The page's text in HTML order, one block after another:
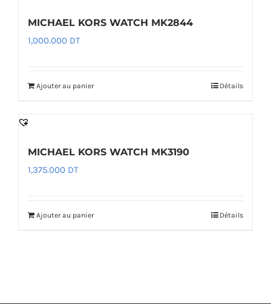
MICHAEL KORS WATCH MK2844
1,000.000 DT
Ajouter au panier Détails
MICHAEL KORS WATCH MK3190
1,375.000 DT
Ajouter au panier Détails